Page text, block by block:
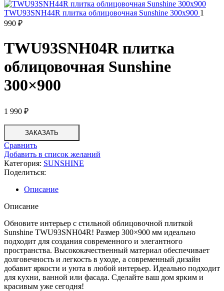
TWU93SNH44R плитка облицовочная Sunshine 300x900 1
990 ₽
TWU93SNH04R плитка
облицовочная Sunshine
300×900
1 990 ₽
ЗАКАЗАТЬ
Сравнить
Добавить в список желаний
Категория: SUNSHINE
Поделиться:
Описание
Описание
Обновите интерьер с стильной облицовочной плиткой
Sunshine TWU93SNH04R! Размер 300×900 мм идеально
подходит для создания современного и элегантного
пространства. Высококачественный материал обеспечивает
долговечность и легкость в уходе, а современный дизайн
добавит яркости и уюта в любой интерьер. Идеально подходит
для кухни, ванной или фасада. Сделайте ваш дом ярким и
красивым уже сегодня!